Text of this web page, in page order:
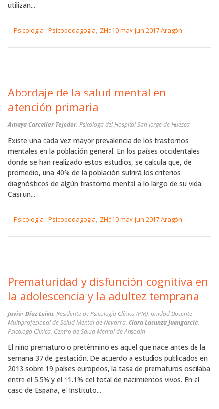
utilizan...
| Psicología - Psicopedagogía, ZHa10 may-jun 2017 Aragón
Abordaje de la salud mental en
atención primaria
Amaya Carceller Tejedor. Psicóloga del Hospital San Jorge de Huesca
Existe una cada vez mayor prevalencia de los trastornos
mentales en la población general. En los países occidentales
donde se han realizado estos estudios, se calcula que, de
promedio, una 40% de la población sufrirá los criterios
diagnósticos de algún trastorno mental a lo largo de su vida.
Casi un...
| Psicología - Psicopedagogía, ZHa10 may-jun 2017 Aragón
Prematuridad y disfunción cognitiva en
la adolescencia y la adultez temprana
Javier Díaz Leiva. Residente de Psicología Clínica (PIR). Unidad Docente
Multiprofesional de Salud Mental de Navarra. Clara Lacunza Juangarcía.
Psicóloga Clínica. Centro de Salud Mental de Ansoáin
El niño prematuro o pretérmino es aquel que nace antes de la
semana 37 de gestación. De acuerdo a estudios publicados en
2013 sobre 19 países europeos, la tasa de prematuros oscilaba
entre el 5.5% y el 11.1% del total de nacimientos vivos. En el
caso de España, el Instituto...